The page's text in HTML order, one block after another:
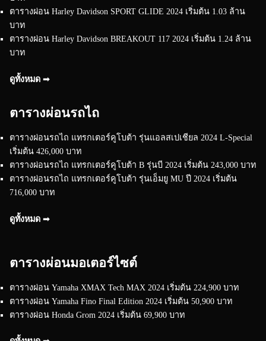
ตารางผ่อน Harley Davidson SPORT GLIDE 2024 เริ่มต้น 1.03 ล้าน
บาท
ตารางผ่อน Harley Davidson BREAKOUT 117 2024 เริ่มต้น 1.24 ล้าน
บาท
ดูทั้งหมด ➟
ตารางผ่อนรถไถ
ตารางผ่อนรถไถ แทรกเตอร์คูโบต้า รุ่นแอลสเปเชียล 2024 L-Special
เริ่มต้น 426,000 บาท
ตารางผ่อนรถไถ แทรกเตอร์คูโบต้า B รุ่นบี 2024 เริ่มต้น 243,000 บาท
ตารางผ่อนรถไถ แทรกเตอร์คูโบต้า รุ่นเอ็มยู MU ปี 2024 เริ่มต้น
716,000 บาท
ดูทั้งหมด ➟
ตารางผ่อนมอเตอร์ไซต์
ตารางผ่อน Yamaha XMAX Tech MAX 2024 เริ่มต้น 224,900 บาท
ตารางผ่อน Yamaha Fino Final Edition 2024 เริ่มต้น 50,900 บาท
ตารางผ่อน Honda Grom 2024 เริ่มต้น 69,900 บาท